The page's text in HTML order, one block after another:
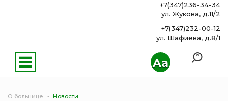
Aa
+7(347)236-34-34
ул. Жукова, д.11/2
+7(347)232-00-12
ул. Шафиева, д.8/1
О больнице Новости